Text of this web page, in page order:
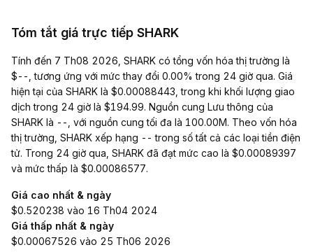
Tóm tắt giá trực tiếp SHARK
Tính đến 7 Th08 2026, SHARK có tổng vốn hóa thị trường là
$--, tương ứng với mức thay đổi 0.00% trong 24 giờ qua. Giá
hiện tại của SHARK là $0.00088443, trong khi khối lượng giao
dịch trong 24 giờ là $194.99. Nguồn cung Lưu thông của
SHARK là --, với nguồn cung tối đa là 100.00M. Theo vốn hóa
thị trường, SHARK xếp hạng -- trong số tất cả các loại tiền điện
tử. Trong 24 giờ qua, SHARK đã đạt mức cao là $0.00089397
và mức thấp là $0.00086577.
Giá cao nhất & ngày
$0.520238 vào 16 Th04 2024
Giá thấp nhất & ngày
$0.00067526 vào 25 Th06 2026